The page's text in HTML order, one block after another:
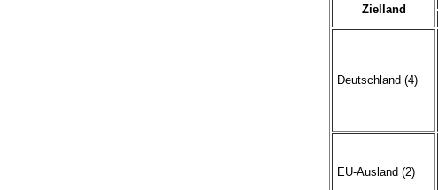
Zielland
Deutschland (4)
EU-Ausland (2)